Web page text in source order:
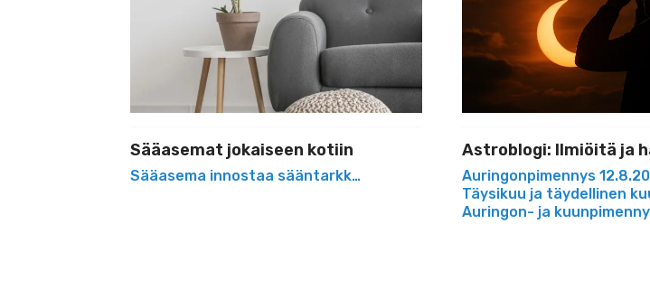
Sääasemat jokaiseen kotiin
Sääasema innostaa sääntarkkailuun kehittyneellä tekniikallaan
Astroblogi: Ilmiöitä ja
Auringonpimennys
Täysikuu ja täydellinen
Auringon- ja